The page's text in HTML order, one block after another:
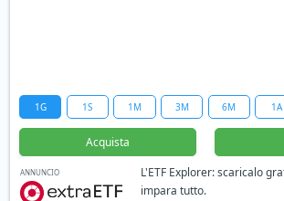
1G 1S 1M 3M 6M 1A
Acquista
ANNUNCIO
L'ETF Explorer: scaricalo
impara tutto.